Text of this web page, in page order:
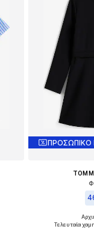
ΠΡΟΣΩΠΙΚΟ
Τελευταία